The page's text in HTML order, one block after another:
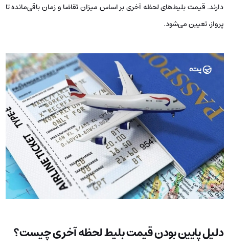
دارند. قیمت بلیط‌های لحظه آخری بر اساس میزان تقاضا و زمان باقی‌مانده تا
پرواز، تعیین می‌شود.
دلیل پایین بودن قیمت بلیط لحظه آخری چیست؟